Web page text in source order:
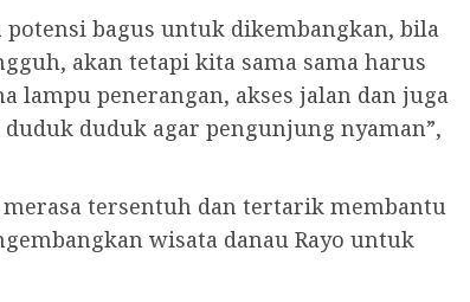
potensi bagus untuk dikembangkan, bila
akan tetapi kita sama sama harus
lampu penerangan, akses jalan dan juga
duduk agar pengunjung nyaman”,
merasa tersentuh dan tertarik membantu
wisata danau Rayo untuk